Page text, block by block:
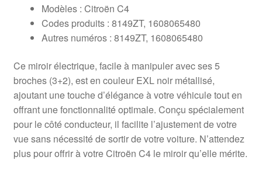
Modèles : Citroën C4
Codes produits : 8149ZT, 1608065480
Autres numéros : 8149ZT, 1608065480
Ce miroir électrique, facile à manipuler avec ses 5
broches (3+2), est en couleur EXL noir métallisé,
ajoutant une touche d’élégance à votre véhicule tout en
offrant une fonctionnalité optimale. Conçu spécialement
pour le côté conducteur, il facilite l’ajustement de votre
vue sans nécessité de sortir de votre voiture. N’attendez
plus pour offrir à votre Citroën C4 le miroir qu’elle mérite.